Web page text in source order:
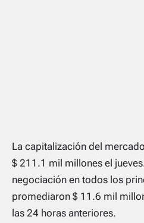
La capitalización del
$ 211.1 mil millones el
negociación en todos los
promediaron $ 11.6 mil
las 24 horas anteriores.